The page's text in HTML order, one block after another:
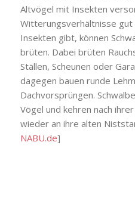
Altvögel mit Insekten
Witterungsverhältnisse gut
Insekten gibt, können
brüten. Dabei brüten
Ställen, Scheunen oder
dagegen bauen runde
Dachvorsprüngen.
Vögel und kehren nach
wieder an ihre alten
NABU.de]